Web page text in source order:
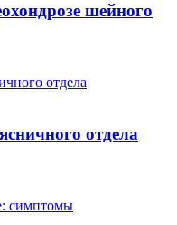
шейного
отдела